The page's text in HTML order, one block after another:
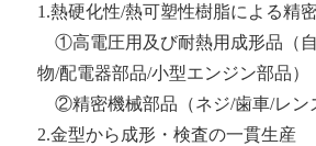
1.熱硬化性/熱可塑性樹脂による精
①高電圧用及び耐熱用成形品（
物/配電器部品/小型エンジン部品）
②精密機械部品（ネジ/歯車/レン
2.金型から成形・検査の一貫生産